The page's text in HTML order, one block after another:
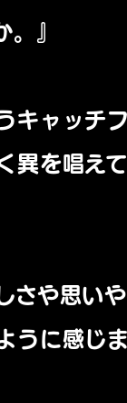
。』
キャッチ
異を唱え
さや思い
うに感じま